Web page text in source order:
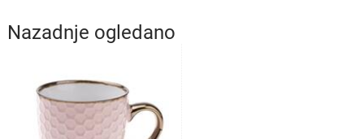
Nazadnje ogledano